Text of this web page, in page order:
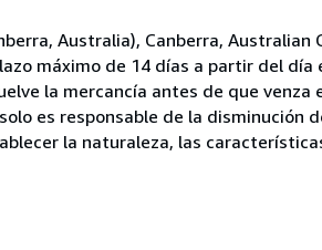
Australia), Canberra,
máximo de 14 días a partir del día
la mercancía antes de que venza
es responsable de la disminución
la naturaleza, las